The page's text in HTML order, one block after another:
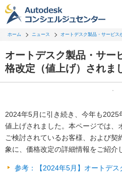
ホーム ニュース オートデスク製品・サービス
オートデスク製品・サー
格改定（値上げ）されま
2024年5月に引き続き、今年も
値上げされました。本ページでは、
ご検討されているお客様、および契
象に、価格改定の詳細情報をご紹介
参考：【2024年5月】オートデ